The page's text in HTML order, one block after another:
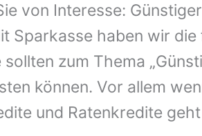
von Interesse:
Sparkasse haben wir
zum Thema
können. Vor allem
und Ratenkredite